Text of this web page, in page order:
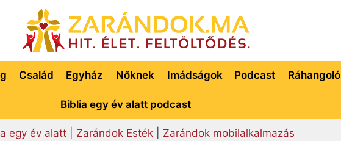
Család Egyház Nőknek Imádságok Podcast Ráhangoló
Biblia egy év alatt podcast
egy év alatt| Zarándok Esték| Zarándok mobilalkalmazás